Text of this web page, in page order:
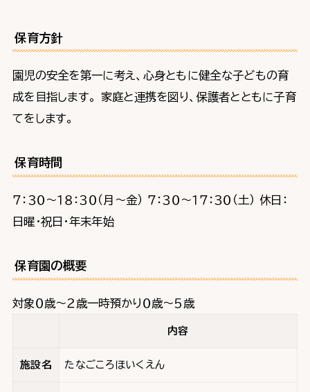
保育方針
園児の安全を第一に考え、心身ともに健全な子どもの育
成を目指します。 家庭と連携を図り、保護者とともに子育
てをします。
保育時間
７：３０～１８：３０（月～金） ７：３０～１７：３０（土） 休日：
日曜・祝日・年末年始
保育園の概要
対象０歳～２歳一時預かり０歳～５歳
内容
施設名 たなごころほいくえん